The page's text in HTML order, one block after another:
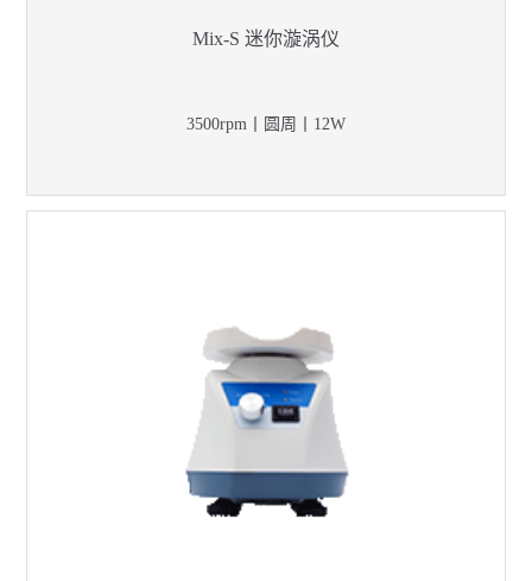
Mix-S 迷你漩涡仪
3500rpm丨圆周丨12W